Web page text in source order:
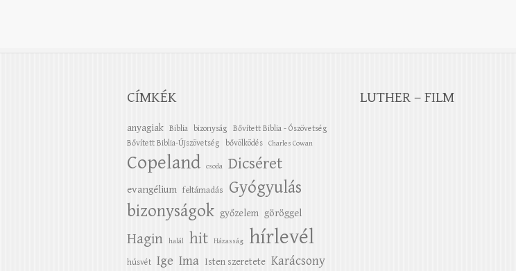
CÍMKÉK
anyagiak Biblia bizonyság
Bővített Biblia - Ószövetség
Bővített Biblia-Újszövetség
bővölködés Charles Cowan
Copeland csoda Dicséret
evangélium feltámadás
Gyógyulás
bizonyságok győzelem göröggel
Hagin halál hit Házasság hírlevél
húsvét Ige Ima Isten szeretete Karácsony
LUTHER – FILM